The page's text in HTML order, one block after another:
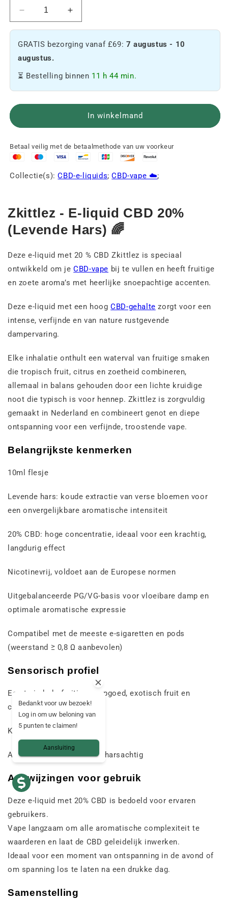
Verminder
de
20%
CBD
liquid
-
Verhoog
de
E-
CBD
-
GRATIS bezorging vanaf £69: 7 augustus - 10
augustus.
⏳ Bestelling binnen 11 h 44 min.
In winkelmand
Betaal veilig met de betaalmethode van uw voorkeur
Collectie(s):CBD-e-liquids;CBD-vape ☁️;
Zkittlez - E-liquid CBD 20%
(Levende Hars) 🌈
Deze e-liquid met 20 % CBD Zkittlez is speciaal
ontwikkeld om jeCBD-vape bij te vullen en heeft fruitige
en zoete aroma’s met heerlijke snoepachtige accenten.
Deze e-liquid met een hoogCBD-gehalte zorgt voor een
intense, verfijnde en van nature rustgevende
dampervaring.
Elke inhalatie onthult een waterval van fruitige smaken
die tropisch fruit, citrus en zoetheid combineren,
allemaal in balans gehouden door een lichte kruidige
noot die typisch is voor hennep. Zkittlez is zorgvuldig
gemaakt in Nederland en combineert genot en diepe
ontspanning voor een verfijnde, troostende vape.
Belangrijkste kenmerken
10ml flesje
Levende hars: koude extractie van verse bloemen voor
een onvergelijkbare aromatische intensiteit
20% CBD: hoge concentratie, ideaal voor een krachtig,
langdurig effect
Nicotinevrij, voldoet aan de Europese normen
Uitgebalanceerde PG/VG-basis voor vloeibare damp en
optimale aromatische expressie
Compatibel met de meeste e-sigaretten en pods
(weerstand ≥ 0,8 Ω aanbevolen)
Sensorisch profiel
Eerste indruk: fruitig snoepgoed, exotisch fruit en
citrusvruchten
Kern: zoet, licht zuur
Afdronk: zoet, bloemig en harsachtig
Aanwijzingen voor gebruik
Deze e-liquid met 20% CBD is bedoeld voor ervaren
gebruikers.
Vape langzaam om alle aromatische complexiteit te
waarderen en laat de CBD geleidelijk inwerken.
Ideaal voor een moment van ontspanning in de avond of
om spanning los te laten na een drukke dag.
Samenstelling
Bedankt voor uw bezoek!
Log in om uw beloning van
5 punten te claimen!
Aansluiting